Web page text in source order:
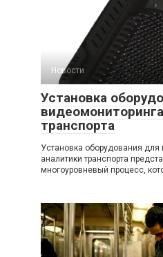
Новости
Установка
транспорта
Установка оборудования для
аналитики транспорта
многоуровневый процесс,